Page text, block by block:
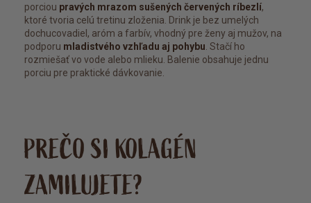
porciou pravých mrazom sušených červených ríbezlí,
ktoré tvoria celú tretinu zloženia. Drink je bez umelých
dochucovadiel, aróm a farbív, vhodný pre ženy aj mužov, na
podporu mladistvého vzhľadu aj pohybu . Stačí ho
rozmiešať vo vode alebo mlieku. Balenie obsahuje jednu
porciu pre praktické dávkovanie.
PREČO SI KOLAGÉN
ZAMILUJETE?